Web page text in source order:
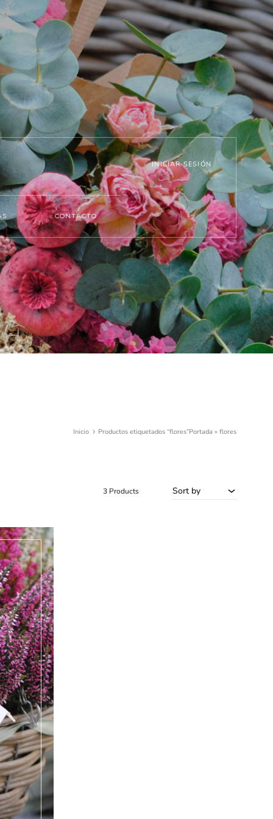
INICIAR SESIÓN
CONTACTO
Portada » flores
Inicio Productos etiquetados “flores”
Sort by
3 Products